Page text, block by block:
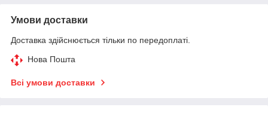
Умови доставки
Доставка здійснюється тільки по передоплаті.
Нова Пошта
Всі умови доставки